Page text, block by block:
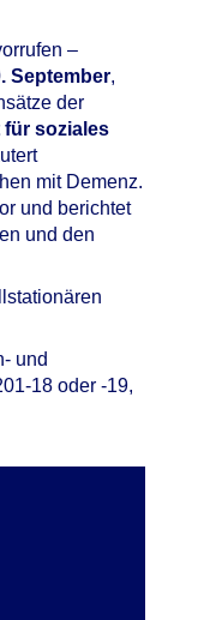
–
September,
der
für soziales
mit Demenz.
und berichtet
und den
und
18 oder -19,